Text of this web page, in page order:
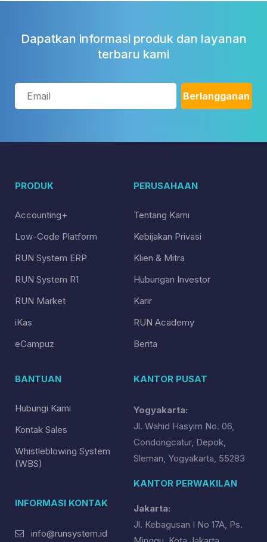
Dapatkan informasi produk dan layanan
terbaru kami
PRODUK
Accounting+
Low-Code Platform
RUN System ERP
RUN System R1
RUN Market
iKas
eCampuz
PERUSAHAAN
Tentang Kami
Kebijakan Privasi
Klien & Mitra
Hubungan Investor
Karir
RUN Academy
Berita
BANTUAN
Hubungi Kami
Kontak Sales
Whistleblowing System
(WBS)
INFORMASI KONTAK
info@runsystem.id
KANTOR PUSAT
Yogyakarta:
Jl. Wahid Hasyim No. 06,
Condongcatur, Depok,
Sleman, Yogyakarta, 55283
KANTOR PERWAKILAN
Jakarta:
Jl. Kebagusan I No 17A, Ps.